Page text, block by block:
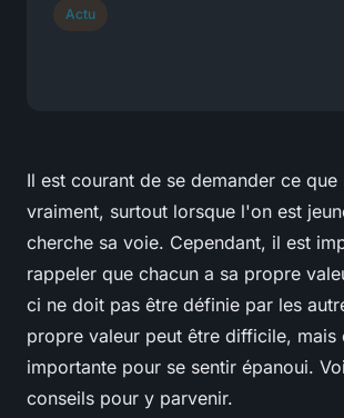
Il est courant de se demander ce
vraiment, surtout lorsque l'on est
cherche sa voie. Cependant, il est
rappeler que chacun a sa propre
ci ne doit pas être définie par les
propre valeur peut être difficile, mais
importante pour se sentir épanoui.
conseils pour y parvenir.
Actu